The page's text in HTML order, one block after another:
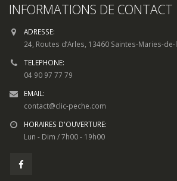
INFORMATIONS DE CONTACT
ADRESSE:
24, Routes d’Arles, 13460 Saintes-Maries-
TELEPHONE:
04 90 97 77 79
EMAIL:
contact@clic-peche.com
HORAIRES D'OUVERTURE:
Lun - Dim / 7h00 - 19h00